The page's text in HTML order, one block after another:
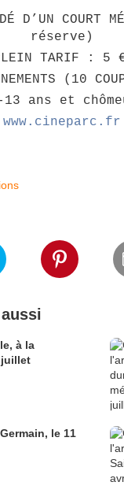
D’UN COURT
réserve)
TARIF : 5
(10
ans et
www.cineparc.fr
à la
juillet
le 11